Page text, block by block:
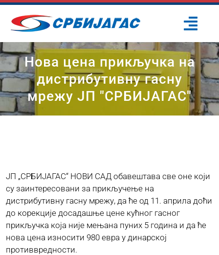
Skip
content
ПОЧЕТНА
О НАМА
ПРОЈЕКТИ
ОДРЖИВИ РАЗВОЈ
ПРЕС ЦЕНТАР
ЈАВНЕ НАБАВКЕ
Нова цена прикључка на
дистрибутивну гасну
мрежу ЈП "СРБИЈАГАС"
ЈП „СРБИЈАГАС“ НОВИ САД обавештава све оне који
су заинтересовани за прикључење на
дистрибутивну гасну мрежу, да ће од 11. априла доћи
до корекције досадашње цене кућног гасног
прикључка која није мењана пуних 5 година и да ће
нова цена износити 980 евра у динарској
противвредности.